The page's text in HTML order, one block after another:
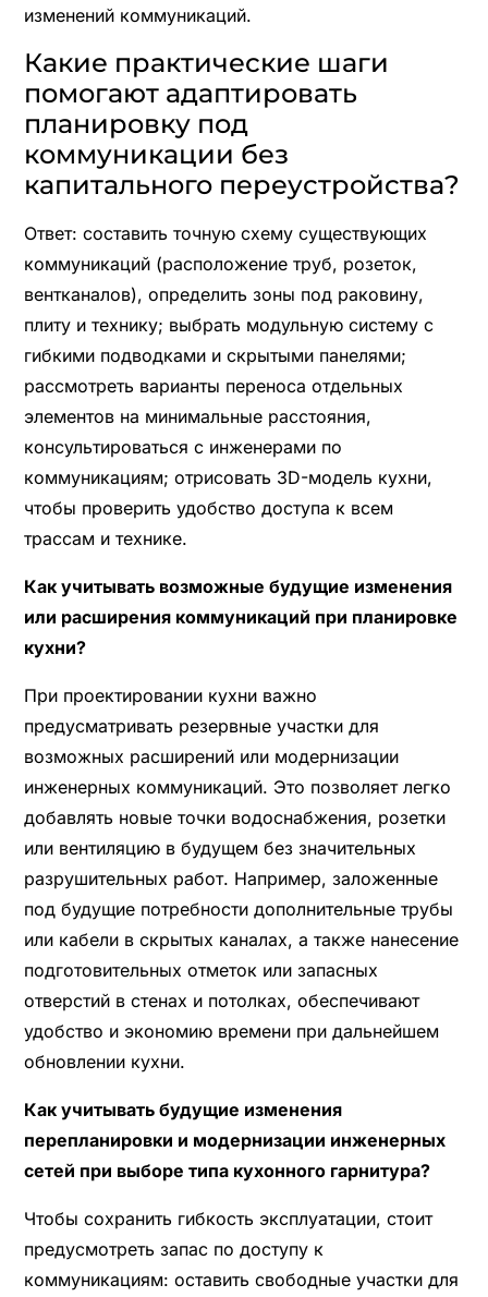
изменений коммуникаций.
Какие практические шаги
помогают адаптировать
планировку под
коммуникации без
капитального переустройства?
Ответ: составить точную схему существующих
коммуникаций (расположение труб, розеток,
вентканалов), определить зоны под раковину,
плиту и технику; выбрать модульную систему с
гибкими подводками и скрытыми панелями;
рассмотреть варианты переноса отдельных
элементов на минимальные расстояния,
консультироваться с инженерами по
коммуникациям; отрисовать 3D-модель кухни,
чтобы проверить удобство доступа к всем
трассам и технике.
Как учитывать возможные будущие изменения
или расширения коммуникаций при планировке
кухни?
При проектировании кухни важно
предусматривать резервные участки для
возможных расширений или модернизации
инженерных коммуникаций. Это позволяет легко
добавлять новые точки водоснабжения, розетки
или вентиляцию в будущем без значительных
разрушительных работ. Например, заложенные
под будущие потребности дополнительные трубы
или кабели в скрытых каналах, а также нанесение
подготовительных отметок или запасных
отверстий в стенах и потолках, обеспечивают
удобство и экономию времени при дальнейшем
обновлении кухни.
Как учитывать будущие изменения
перепланировки и модернизации инженерных
сетей при выборе типа кухонного гарнитура?
Чтобы сохранить гибкость эксплуатации, стоит
предусмотреть запас по доступу к
коммуникациям: оставить свободные участки для